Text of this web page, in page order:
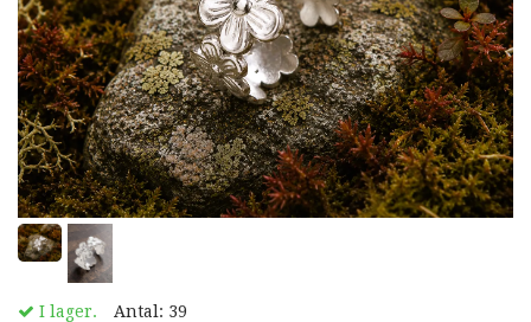
I lager. Antal: 39